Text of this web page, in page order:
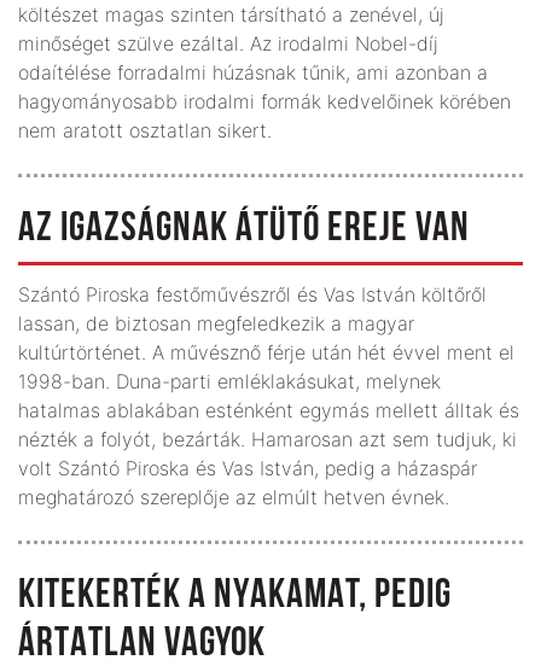
költészet magas szinten társítható a zenével, új
minőséget szülve ezáltal. Az irodalmi Nobel-díj
odaítélése forradalmi húzásnak tűnik, ami azonban a
hagyományosabb irodalmi formák kedvelőinek körében
nem aratott osztatlan sikert.
AZ IGAZSÁGNAK ÁTÜTŐ EREJE VAN
Szántó Piroska festőművészről és Vas István költőről
lassan, de biztosan megfeledkezik a magyar
kultúrtörténet. A művésznő férje után hét évvel ment el
1998-ban. Duna-parti emléklakásukat, melynek
hatalmas ablakában esténként egymás mellett álltak és
nézték a folyót, bezárták. Hamarosan azt sem tudjuk, ki
volt Szántó Piroska és Vas István, pedig a házaspár
meghatározó szereplője az elmúlt hetven évnek.
KITEKERTÉK A NYAKAMAT, PEDIG
ÁRTATLAN VAGYOK